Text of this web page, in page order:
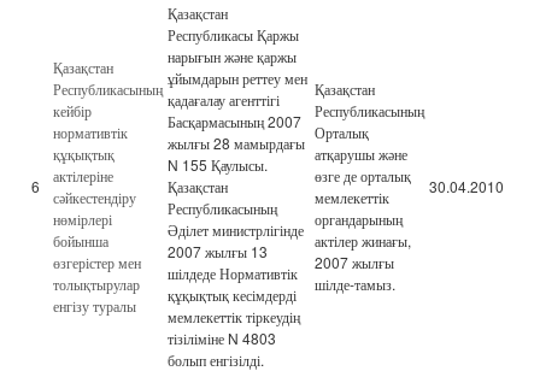
6
Қазақстан
Республикасының
кейбір
нормативтік
құқықтық
актілеріне
сәйкестендіру
нөмірлері
бойынша
өзгерістер мен
толықтырулар
енгізу туралы
Қазақстан
Республикасы Қаржы
нарығын және қаржы
ұйымдарын реттеу мен
қадағалау агенттігі
Басқармасының 2007
жылғы 28 мамырдағы
N 155 Қаулысы.
Қазақстан
Республикасының
Әділет министрлігінде
2007 жылғы 13
шілдеде Нормативтік
құқықтық кесімдерді
мемлекеттік тіркеудің
тізіліміне N 4803
болып енгізілді.
Қазақстан
Республикасының
Орталық
атқарушы және
өзге де орталық
мемлекеттік
органдарының
актілер жинағы,
2007 жылғы
шілде-тамыз.
30.04.2010